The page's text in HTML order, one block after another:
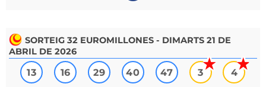
SORTEIG 32 EUROMILLONES - DIMARTS 21 DE
ABRIL DE 2026
13 16 29 40 47 3 4